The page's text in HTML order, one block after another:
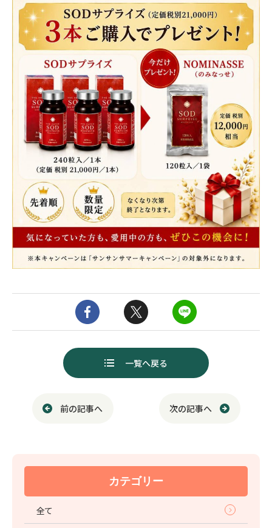
一覧へ戻る
前の記事へ 次の記事へ
カテゴリー
全て